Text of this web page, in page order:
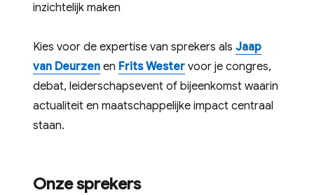
inzichtelijk maken
Kies voor de expertise van sprekers alsJaap
van Deurzen en Frits Wester voor je congres,
debat, leiderschapsevent of bijeenkomst waarin
actualiteit en maatschappelijke impact centraal
staan.
Onze sprekers